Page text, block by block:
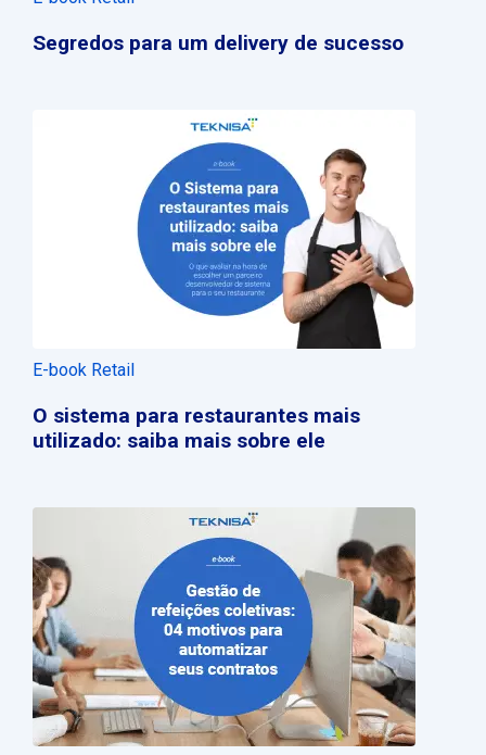
Segredos para um delivery de sucesso
E-book Retail
O sistema para restaurantes mais
utilizado: saiba mais sobre ele